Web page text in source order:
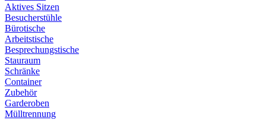
Aktives Sitzen
Besucherstühle
Bürotische
Arbeitstische
Besprechungstische
Stauraum
Schränke
Container
Zubehör
Garderoben
Mülltrennung